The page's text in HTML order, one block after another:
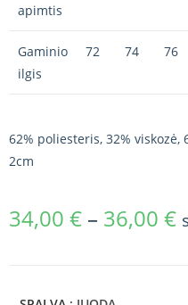
apimtis
Gaminio
ilgis
72 74 76
62% poliesteris, 32%
2cm
34,00 € – 36,00 €